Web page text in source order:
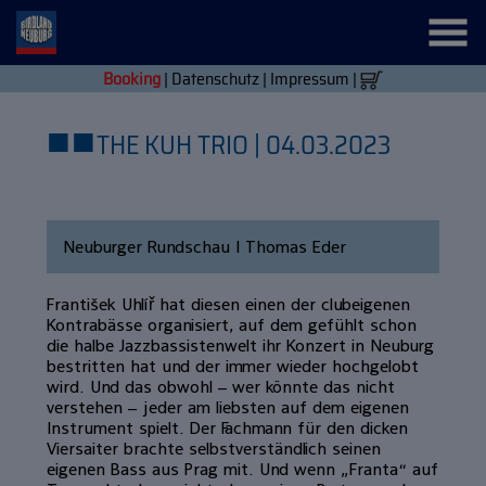
Booking| Datenschutz| Impressum |
■■THE KUH TRIO | 04.03.2023
Neuburger Rundschau | Thomas Eder
František Uhlíř hat diesen einen der clubeigenen
Kontrabässe organisiert, auf dem gefühlt schon
die halbe Jazzbassistenwelt ihr Konzert in Neuburg
bestritten hat und der immer wieder hochgelobt
wird. Und das obwohl – wer könnte das nicht
verstehen – jeder am liebsten auf dem eigenen
Instrument spielt. Der Fachmann für den dicken
Viersaiter brachte selbstverständlich seinen
eigenen Bass aus Prag mit. Und wenn „Franta“ auf